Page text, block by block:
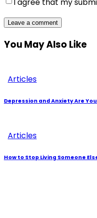
I agree that my
You May Also Like
Articles
Depression and Anxiety Are
Articles
How to Stop Living Someone